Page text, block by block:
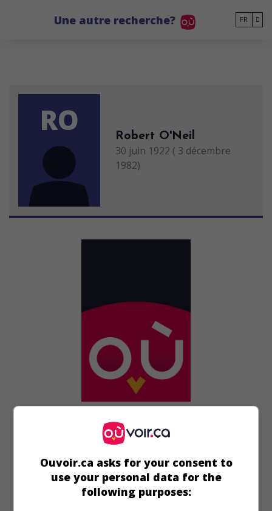
Une autre recherche? FR
RO Robert O'Neil
30 juin 1922 ( 3 décembre
1982)
au cinéma
Ongles rouges et cuisses d'acier
V.O.: Wonder Women
É.-U. 1973. Aventuresde Robert O'Neil avec Ross Hagen
Maria de Aragon . Un détective enquête sur les
Ouvoir.ca asks for your consent to
use your personal data for the
following purposes: